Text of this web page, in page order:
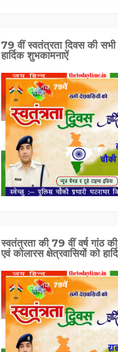
79 वीं स्वतंत्रता दिवस की सभी
हार्दिक शुभकामनाऐं
स्वतंत्रता की 79 वीं वर्ष गांठ
एवं कोलारस क्षेत्रवासियों को